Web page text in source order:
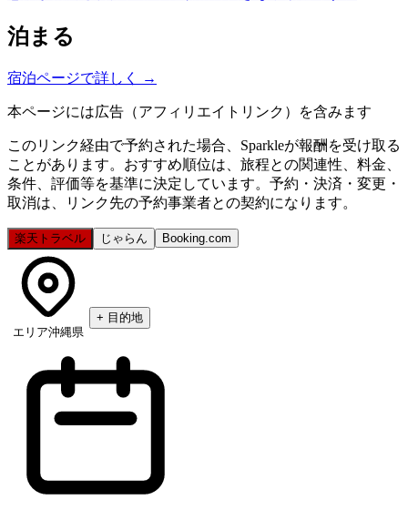
泊まる
宿泊ページで詳しく →
本ページには広告（アフィリエイトリンク）を含みます
このリンク経由で予約された場合、Sparkleが報酬を受け取る
ことがあります。おすすめ順位は、旅程との関連性、料金、
条件、評価等を基準に決定しています。予約・決済・変更・
取消は、リンク先の予約事業者との契約になります。
楽天トラベル じゃらん Booking.com
エリア沖縄県
+ 目的地